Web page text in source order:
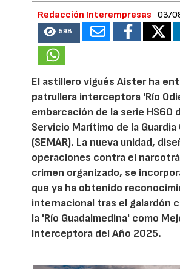
Redacción Interempresas 03/
598
El astillero vigués Aister ha
patrullera interceptora 'Río
embarcación de la serie HS60
Servicio Marítimo de la Guardia
(SEMAR). La nueva unidad,
operaciones contra el
crimen organizado, se
que ya ha obtenido
internacional tras el galardón
la 'Río Guadalmedina' como
Interceptora del Año 2025.